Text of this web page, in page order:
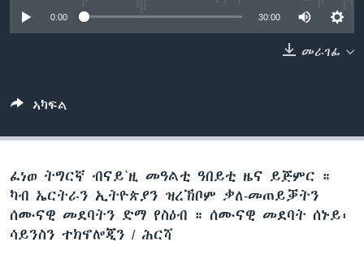
ቂሔ ጽልሚ
ቋንቋታት
0:00 30:00
መራገፊ
ኣካፍል
ፈነወ ትግርኛ ብናይ`ዚ መዓልቲ ዓበይቲ ዜና ይጅምር ።
ካብ ኤርትራን ኢትዮጵያን ዝረኽቦም ቃለ-መጠይቓትን
ሰሙናዊ መደባትን ድማ የስዕብ ። ሰሙናዊ መደባት ሰኑይ፡
ሳይንስን ተክኖሎጂን / ሕርሻ